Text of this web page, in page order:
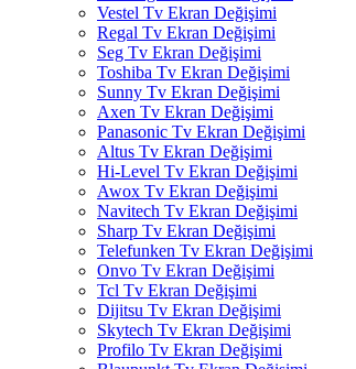
Vestel Tv Ekran Değişimi
Regal Tv Ekran Değişimi
Seg Tv Ekran Değişimi
Toshiba Tv Ekran Değişimi
Sunny Tv Ekran Değişimi
Axen Tv Ekran Değişimi
Panasonic Tv Ekran Değişimi
Altus Tv Ekran Değişimi
Hi-Level Tv Ekran Değişimi
Awox Tv Ekran Değişimi
Navitech Tv Ekran Değişimi
Sharp Tv Ekran Değişimi
Telefunken Tv Ekran Değişimi
Onvo Tv Ekran Değişimi
Tcl Tv Ekran Değişimi
Dijitsu Tv Ekran Değişimi
Skytech Tv Ekran Değişimi
Profilo Tv Ekran Değişimi